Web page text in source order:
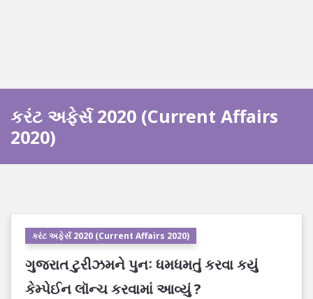
કરંટ અફેર્સ 2020 (Current Affairs
2020)
કરંટ અફેર્સ 2020 (Current Affairs 2020)
ગુજરાત ટુરીઝમને પુનઃ ધમધમતું કરવા કયું
કેમ્પેઈન લૉન્ચ કરવામાં આવ્યું ?